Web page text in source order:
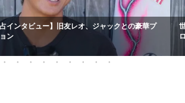
インタビュー】旧友レオ、ジャックとの豪華プ
ン